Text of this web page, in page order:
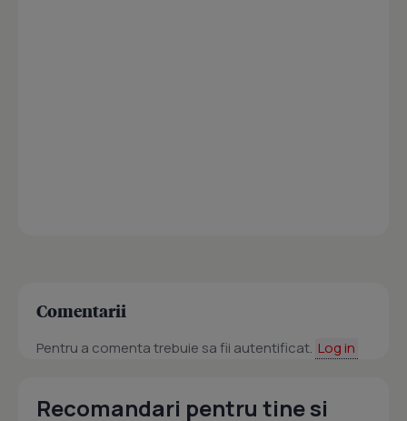
Comentarii
Pentru a comenta trebuie sa fii autentificat. Log in
Recomandari pentru tine si